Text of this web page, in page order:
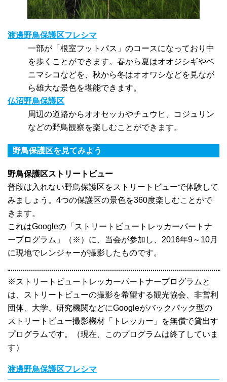
渡邊野鳥保護区フレシマ
一部が「根室フットパス」のコースになっており中
を歩くことができます。春から夏はオオジシギやベ
ニマシコなどを、秋から冬はオオワシなどを見なが
ら雄大な景色を堪能できます。
仏沼野鳥保護区
周辺の道路からオオセッカやチュウヒ、コジュリン
などの野鳥観察を楽しむことができます。
野鳥保護区を見てみよう
野鳥保護区ストリートビュー
普段は入れない野鳥保護区をストリートビューで体験して
みましょう。4つの保護区の景色を360度楽しむことがで
きます。
これはGoogleの「ストリートビュートレッカーパートナ
ープログラム」（※）に、当会が参加し、2016年9～10月
に現地でレンジャーが撮影したものです。
※ストリートビュートレッカーパートナープログラムと
は、ストリートビューの撮影を希望する観光協会、非営利
団体、大学、研究機関などにGoogleがバックパック型の
ストリートビュー撮影機材「トレッカー」を無償で貸出す
プログラムです。（現在、このプログラムは終了していま
す）
渡邊野鳥保護区フレシマ